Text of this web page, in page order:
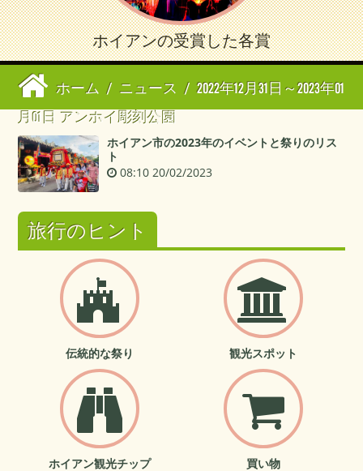
ホイアンの受賞した各賞
ホーム / ニュース / 2022年12月31日～2023年01
月01日 アンホイ彫刻公園
ホイアン市の2023年のイベントと祭りのリス
ト
08:10 20/02/2023
旅行のヒント
伝統的な祭り 観光スポット
ホイアン観光チップ 買い物